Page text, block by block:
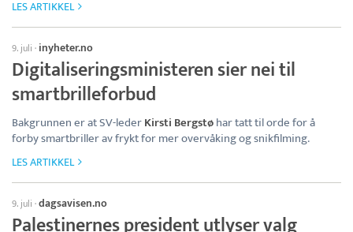
LES ARTIKKEL
9. juli · inyheter.no
Digitaliseringsministeren sier nei til
smartbrilleforbud
Bakgrunnen er at SV-lederKirsti Bergstøhar tatt til orde for å
forby smartbriller av frykt for mer overvåking og snikfilming.
LES ARTIKKEL
9. juli ·dagsavisen.no
Palestinernes president utlyser valg